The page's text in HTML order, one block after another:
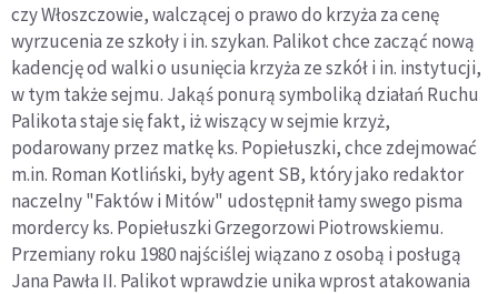
czy Włoszczowie, walczącej o prawo do krzyża za cenę
wyrzucenia ze szkoły i in. szykan. Palikot chce zacząć nową
kadencję od walki o usunięcia krzyża ze szkół i in. instytucji,
w tym także sejmu. Jakąś ponurą symboliką działań Ruchu
Palikota staje się fakt, iż wiszący w sejmie krzyż,
podarowany przez matkę ks. Popiełuszki, chce zdejmować
m.in. Roman Kotliński, były agent SB, który jako redaktor
naczelny "Faktów i Mitów" udostępnił łamy swego pisma
mordercy ks. Popiełuszki Grzegorzowi Piotrowskiemu.
Przemiany roku 1980 najściślej wiązano z osobą i posługą
Jana Pawła II. Palikot wprawdzie unika wprost atakowania